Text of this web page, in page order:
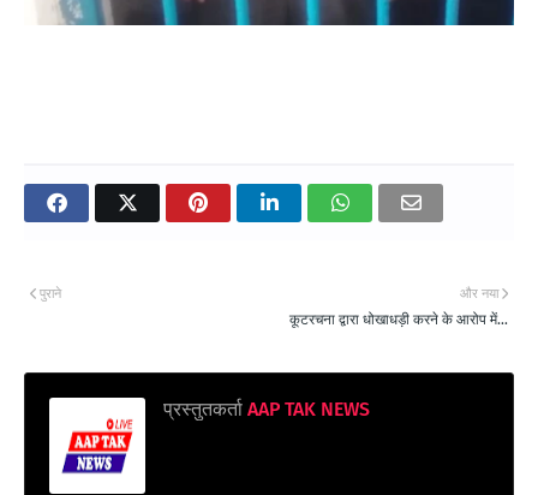
और नया
कूटरचना द्वारा धोखाधड़ी करने के आरोप में...
पुराने
प्रस्तुतकर्ता AAP TAK NEWS